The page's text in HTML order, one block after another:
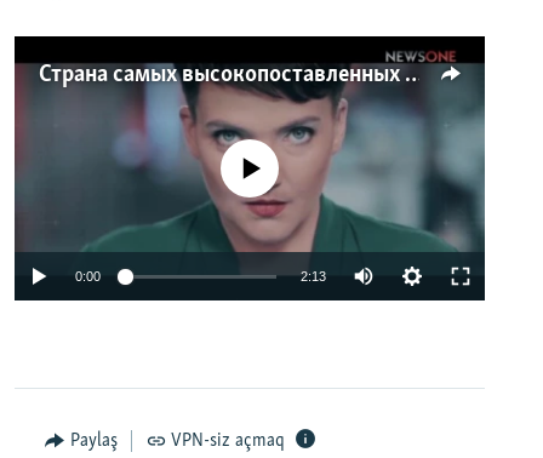
Страна самых высокопоставленных телеведущих. Почему политики захватили телеэфир Украины
No media source currently available
0:00 2:13
Paylaş VPN-siz açmaq